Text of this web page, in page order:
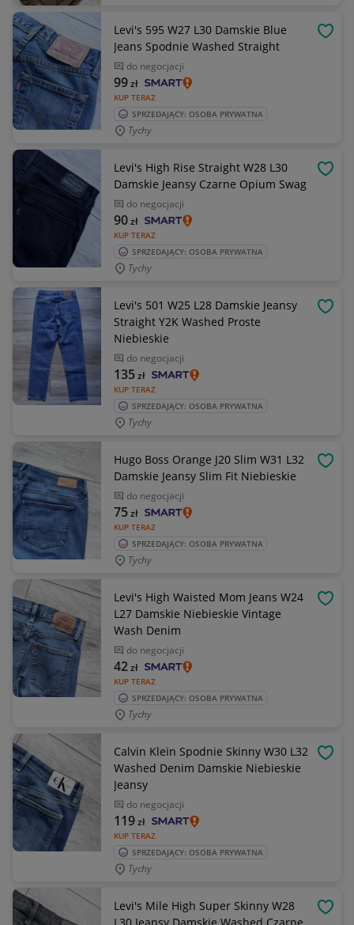
Levi's 595 W27 L30 Damskie Blue
Jeans Spodnie Washed Straight
do negocjacji
KUP TERAZ
99zł
SPRZEDAJĄCY: OSOBA PRYWATNA
Tychy
Levi's High Rise Straight W28 L30
Damskie Jeansy Czarne Opium Swag
do negocjacji
KUP TERAZ
90zł
SPRZEDAJĄCY: OSOBA PRYWATNA
Tychy
Levi's 501 W25 L28 Damskie Jeansy
Straight Y2K Washed Proste
Niebieskie
do negocjacji
KUP TERAZ
135zł
SPRZEDAJĄCY: OSOBA PRYWATNA
Tychy
Hugo Boss Orange J20 Slim W31 L32
Damskie Jeansy Slim Fit Niebieskie
do negocjacji
KUP TERAZ
75zł
SPRZEDAJĄCY: OSOBA PRYWATNA
Tychy
Levi's High Waisted Mom Jeans W24
L27 Damskie Niebieskie Vintage
Wash Denim
do negocjacji
KUP TERAZ
42zł
SPRZEDAJĄCY: OSOBA PRYWATNA
Tychy
Calvin Klein Spodnie Skinny W30 L32
Washed Denim Damskie Niebieskie
Jeansy
do negocjacji
KUP TERAZ
119zł
SPRZEDAJĄCY: OSOBA PRYWATNA
Tychy
Levi's Mile High Super Skinny W28